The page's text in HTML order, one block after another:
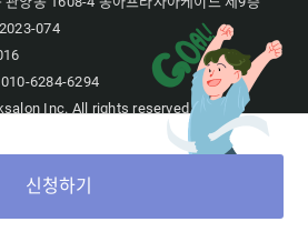
신청하기
074
6284-6294
Inc. All rights reserved